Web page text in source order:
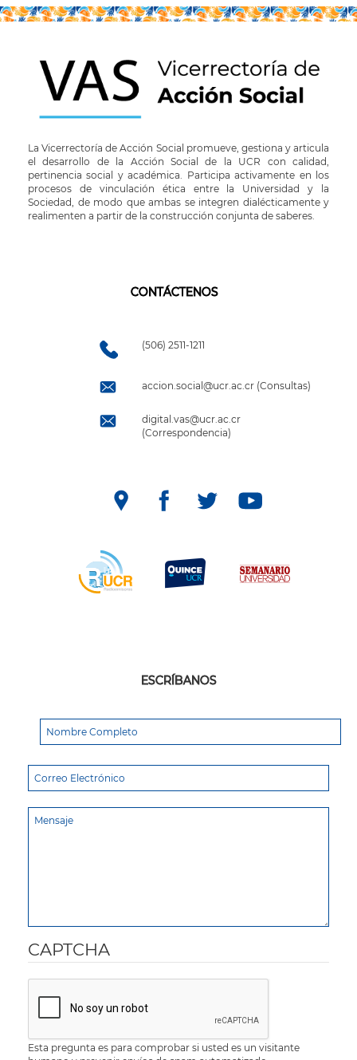
La Vicerrectoría de Acción Social promueve, gestiona y articula
el desarrollo de la Acción Social de la UCR con calidad,
pertinencia social y académica. Participa activamente en los
procesos de vinculación ética entre la Universidad y la
Sociedad, de modo que ambas se integren dialécticamente y
realimenten a partir de la construcción conjunta de saberes.
CONTÁCTENOS
(506) 2511-1211
accion.social@ucr.ac.cr (Consultas)
digital.vas@ucr.ac.cr
(Correspondencia)
ESCRÍBANOS
CAPTCHA
Esta pregunta es para comprobar si usted es un visitante